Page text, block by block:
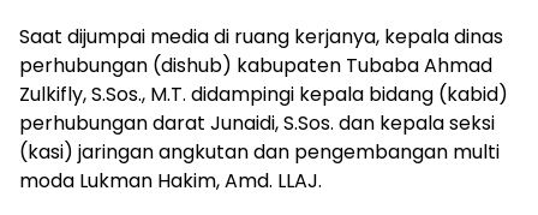
Saat dijumpai media di ruang kerjanya, kepala dinas
perhubungan (dishub) kabupaten Tubaba Ahmad
Zulkifly, S.Sos., M.T. didampingi kepala bidang (kabid)
perhubungan darat Junaidi, S.Sos. dan kepala seksi
(kasi) jaringan angkutan dan pengembangan multi
moda Lukman Hakim, Amd. LLAJ.